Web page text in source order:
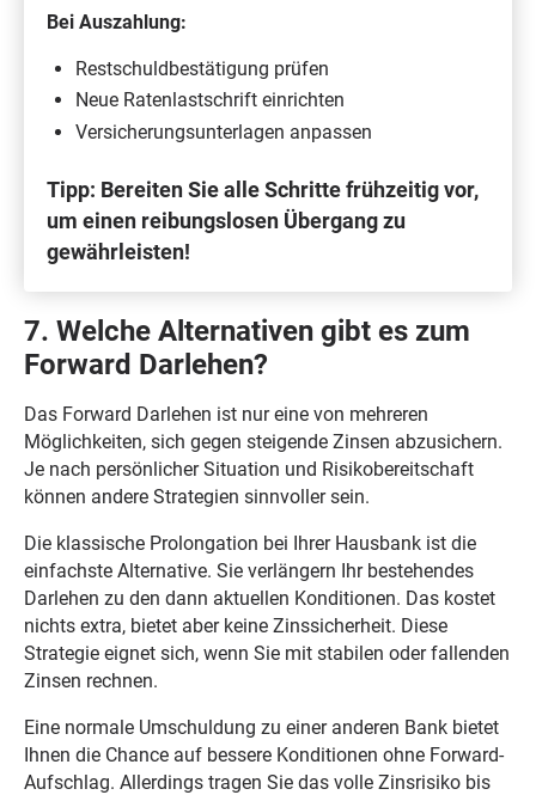
Bei Auszahlung:
Restschuldbestätigung prüfen
Neue Ratenlastschrift einrichten
Versicherungsunterlagen anpassen
Tipp: Bereiten Sie alle Schritte frühzeitig vor,
um einen reibungslosen Übergang zu
gewährleisten!
7. Welche Alternativen gibt es zum
Forward Darlehen?
Das Forward Darlehen ist nur eine von mehreren
Möglichkeiten, sich gegen steigende Zinsen abzusichern.
Je nach persönlicher Situation und Risikobereitschaft
können andere Strategien sinnvoller sein.
Die klassische Prolongation bei Ihrer Hausbank ist die
einfachste Alternative. Sie verlängern Ihr bestehendes
Darlehen zu den dann aktuellen Konditionen. Das kostet
nichts extra, bietet aber keine Zinssicherheit. Diese
Strategie eignet sich, wenn Sie mit stabilen oder fallenden
Zinsen rechnen.
Eine normale Umschuldung zu einer anderen Bank bietet
Ihnen die Chance auf bessere Konditionen ohne Forward-
Aufschlag. Allerdings tragen Sie das volle Zinsrisiko bis